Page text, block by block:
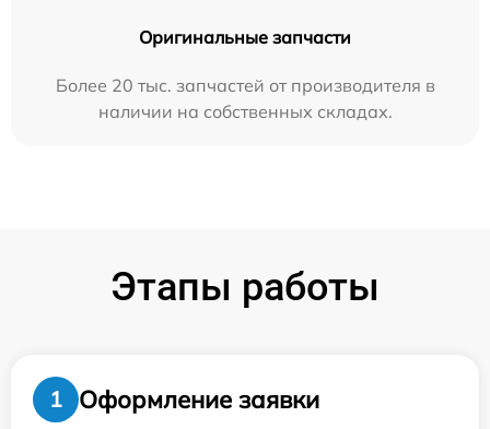
Оригинальные запчасти
Более 20 тыс. запчастей от производителя в
наличии на собственных складах.
Этапы работы
1 Оформление заявки